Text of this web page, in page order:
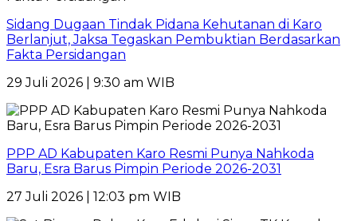
Sidang Dugaan Tindak Pidana Kehutanan di Karo
Berlanjut, Jaksa Tegaskan Pembuktian Berdasarkan
Fakta Persidangan
29 Juli 2026 | 9:30 am WIB
PPP AD Kabupaten Karo Resmi Punya Nahkoda
Baru, Esra Barus Pimpin Periode 2026-2031
27 Juli 2026 | 12:03 pm WIB